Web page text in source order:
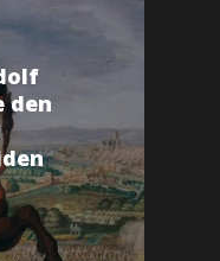
den